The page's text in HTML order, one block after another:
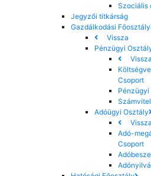
Szociális
Jegyzői titkárság
Gazdálkodási Főosztály
Vissza
Pénzügyi
Vissza
Csoport
Pénzügyi
Adóügyi Osztály
Vissza
Adó-
Csoport